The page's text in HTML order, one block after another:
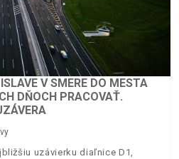
V SMERE DO MESTA
DŇOCH PRACOVAŤ.
uzávierku diaľnice D1,